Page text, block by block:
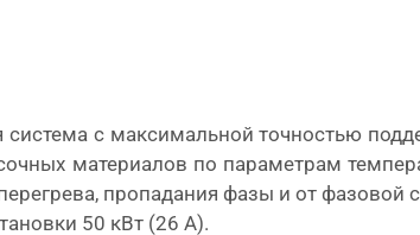
система с максимальной точностью
материалов по параметрам
пропадания фазы и от
50 кВт (26 А).